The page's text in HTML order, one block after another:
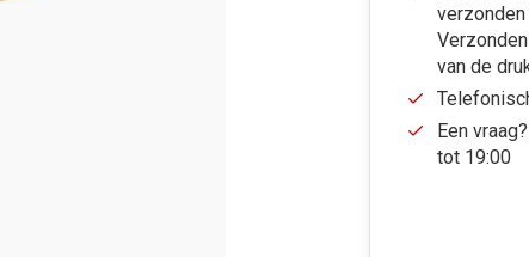
van de
Een
tot 19:00